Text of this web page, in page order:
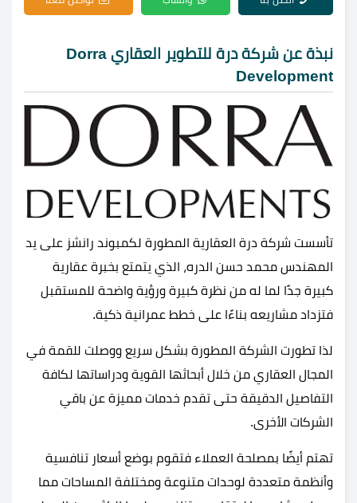
نبذة عن شركة درة للتطوير العقاري Dorra
Development
تأسست شركة درة العقارية المطورة لكمبوند رانشز على يد
المهندس محمد حسن الدره، الذي يتمتع بخبرة عقارية
كبيرة جدًا لما له من نظرة كبيرة ورؤية واضحة للمستقبل
فتزداد مشاريعه بناءًا على خطط عمرانية ذكية.
لذا تطورت الشركة المطورة بشكل سريع ووصلت للقمة في
المجال العقاري من خلال أبحاثها القوية ودراساتها لكافة
التفاصيل الدقيقة حتى تقدم خدمات مميزة عن باقي
الشركات الأخرى.
تهتم أيضًا بمصلحة العملاء فتقوم بوضع أسعار تنافسية
وأنظمة متعددة لوحدات متنوعة ومختلفة المساحات مما